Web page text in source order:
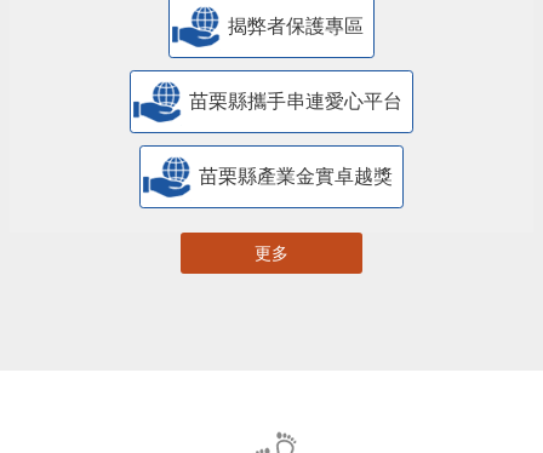
揭弊者保護專區
苗栗縣攜手串連愛心平台
苗栗縣產業金實卓越獎
更多